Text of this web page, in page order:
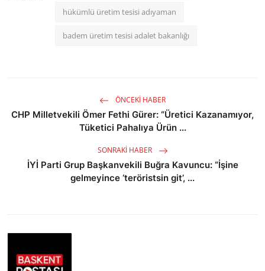
hükümlü üretim tesisi adıyaman
badem üretim tesisi adalet bakanlığı
ÖNCEKI HABER
CHP Milletvekili Ömer Fethi Gürer: “Üretici Kazanamıyor,
Tüketici Pahalıya Ürün ...
SONRAKI HABER
İYİ Parti Grup Başkanvekili Buğra Kavuncu: “İşine
gelmeyince ‘teröristsin git’, ...